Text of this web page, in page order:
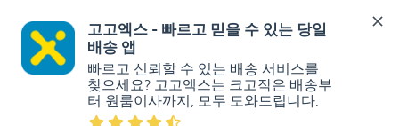
고고엑스 - 빠르고 믿을 수 있는 당일
배송 앱
빠르고 신뢰할 수 있는 배송 서비스를
찾으세요? 고고엑스는 크고작은 배송부
터 원룸이사까지, 모두 도와드립니다.